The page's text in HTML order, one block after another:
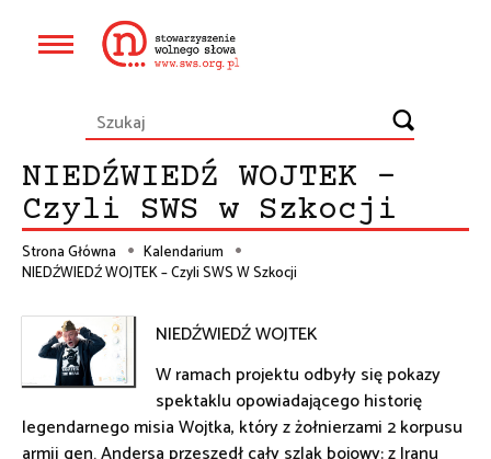
Główna
NIEDŹWIEDŹ WOJTEK –
Czyli SWS w Szkocji
Ścieżka
nawigacyjna
Strona Główna
Kalendarium
NIEDŹWIEDŹ WOJTEK – Czyli SWS W Szkocji
NIEDŹWIEDŹ WOJTEK
W ramach projektu odbyły się pokazy
spektaklu opowiadającego historię
legendarnego misia Wojtka, który z żołnierzami 2 korpusu